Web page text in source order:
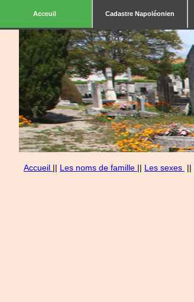
Acceuil Cadastre Napoléonien
Accueil || Les noms de famille || Les sexes ||